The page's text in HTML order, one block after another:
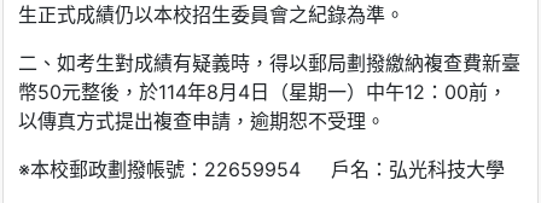
生正式成績仍以本校招生委員會之紀錄為準。
二、如考生對成績有疑義時，得以郵局劃撥繳納複查費新臺
幣50元整後，於114年8月4日（星期一）中午12：00前，
以傳真方式提出複查申請，逾期恕不受理。
※本校郵政劃撥帳號：22659954 戶名：弘光科技大學